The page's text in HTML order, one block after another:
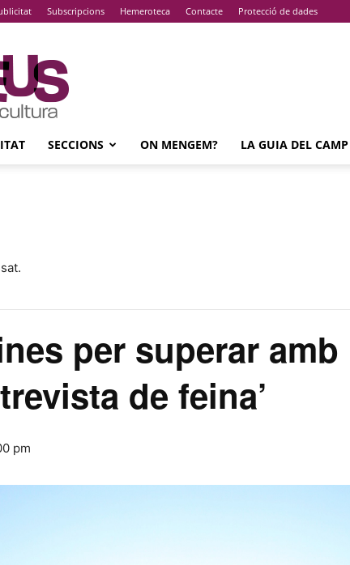
Subscripcions Hemeroteca Contacte Protecció de dades
SECCIONS ON MENGEM? LA GUIA DEL CAMP
per superar amb
de feina’
pm